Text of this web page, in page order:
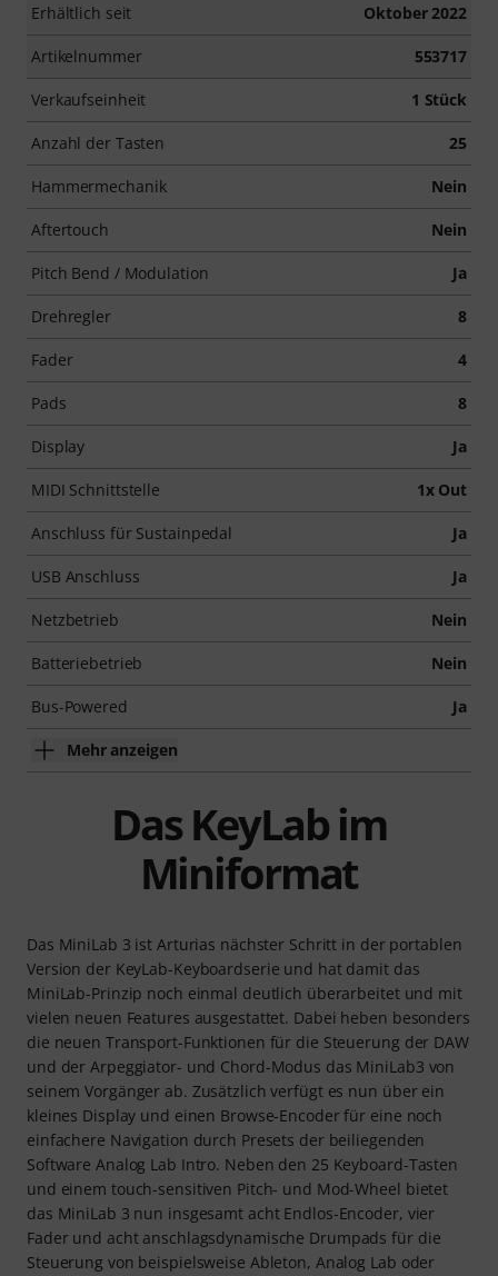
Erhältlich seit Oktober 2022
Artikelnummer 553717
Verkaufseinheit 1 Stück
Anzahl der Tasten 25
Hammermechanik Nein
Aftertouch Nein
Pitch Bend / Modulation Ja
Drehregler 8
Fader 4
Pads 8
Display Ja
MIDI Schnittstelle 1x Out
Anschluss für Sustainpedal Ja
USB Anschluss Ja
Netzbetrieb Nein
Batteriebetrieb Nein
Bus-Powered Ja
Mehr anzeigen
Das KeyLab im
Miniformat
Das MiniLab 3 ist Arturias nächster Schritt in der portablen
Version der KeyLab-Keyboardserie und hat damit das
MiniLab-Prinzip noch einmal deutlich überarbeitet und mit
vielen neuen Features ausgestattet. Dabei heben besonders
die neuen Transport-Funktionen für die Steuerung der DAW
und der Arpeggiator- und Chord-Modus das MiniLab3 von
seinem Vorgänger ab. Zusätzlich verfügt es nun über ein
kleines Display und einen Browse-Encoder für eine noch
einfachere Navigation durch Presets der beiliegenden
Software Analog Lab Intro. Neben den 25 Keyboard-Tasten
und einem touch-sensitiven Pitch- und Mod-Wheel bietet
das MiniLab 3 nun insgesamt acht Endlos-Encoder, vier
Fader und acht anschlagsdynamische Drumpads für die
Steuerung von beispielsweise Ableton, Analog Lab oder